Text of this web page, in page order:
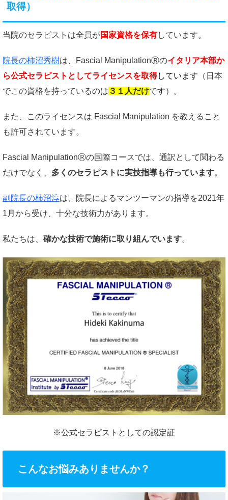
取得）
当院のセラピストは全員が国家資格を保有しています。
院長の柿沼秀樹は、Fascial ManipulationⓇのイタリア本部か
ら公式セラピストとしてライセンスを取得しています （日本
でこの資格を持っているのは ３１人だけです）。
また、このライセンスは Fascial Manipulation を教えること
も許可されています。
Fascial ManipulationⓇの国際コースでは、通訳として関わる
だけでなく、 多くのセラピストに実技指導も行っています。
副院長の柿沼淳は、院長によるマンツーマンの指導を2021年
1月から受け、十分な技術力があります。
私たちは、 確かな技術で施術に取り組んでいます。
※公式セラピストとしての認定証
こんなお悩みありませんか？